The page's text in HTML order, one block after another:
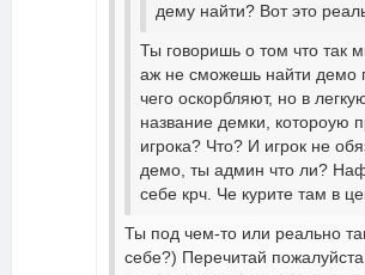
дему найти? Вот это
Ты говоришь о том что так
аж не сможешь найти демо
чего оскорбляют, но в
название демки, котороую
игрока? Что? И игрок не
демо, ты админ что ли?
себе крч. Че курите там в
Ты под чем-то или реально
себе?) Перечитай